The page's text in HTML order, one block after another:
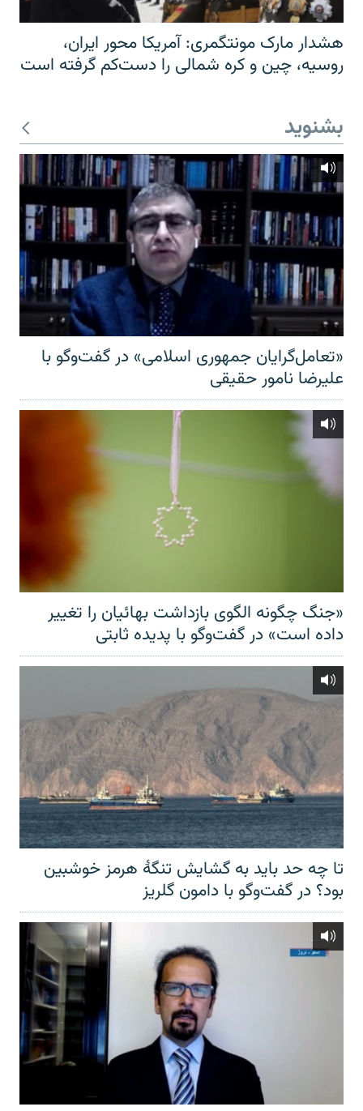
هشدار مارک مونتگمری: آمریکا محور ایران،
روسیه، چین و کره شمالی را دست‌کم گرفته است
بشنوید
«تعامل‌گرایان جمهوری اسلامی» در گفت‌وگو با
علیرضا نامور حقیقی
«جنگ چگونه الگوی بازداشت بهائیان را تغییر
داده است» در گفت‌وگو با پدیده ثابتی
تا چه حد باید به گشایش تنگهٔ هرمز خوشبین
بود؟ در گفت‌وگو با دامون گلریز